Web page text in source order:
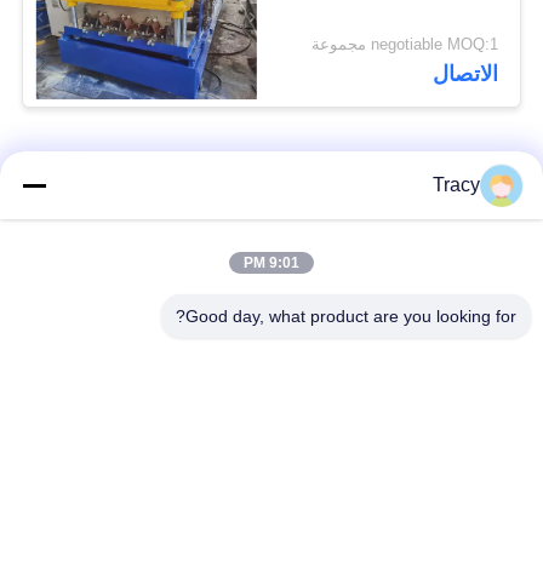
negotiable MOQ:1 مجموعة
الاتصال
فئات شعبية
Tracy
9:01 PM
Good day, what product are you looking for?